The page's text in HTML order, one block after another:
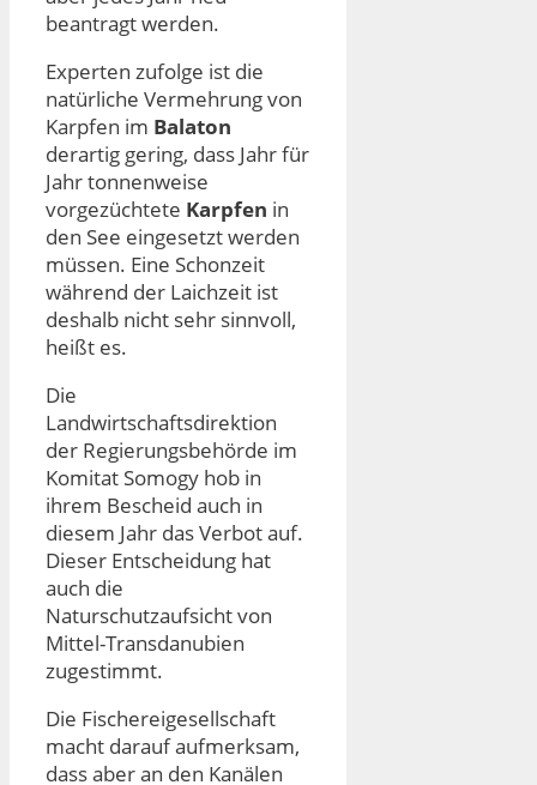
beantragt werden.
Experten zufolge ist die
natürliche Vermehrung von
Karpfen im Balaton
derartig gering, dass Jahr für
Jahr tonnenweise
vorgezüchtete Karpfen in
den See eingesetzt werden
müssen. Eine Schonzeit
während der Laichzeit ist
deshalb nicht sehr sinnvoll,
heißt es.
Die
Landwirtschaftsdirektion
der Regierungsbehörde im
Komitat Somogy hob in
ihrem Bescheid auch in
diesem Jahr das Verbot auf.
Dieser Entscheidung hat
auch die
Naturschutzaufsicht von
Mittel-Transdanubien
zugestimmt.
Die Fischereigesellschaft
macht darauf aufmerksam,
dass aber an den Kanälen